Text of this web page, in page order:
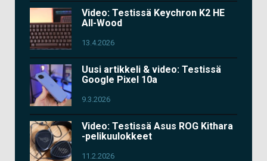
Video: Testissä Keychron K2 HE
All-Wood
13.4.2026
Uusi artikkeli & video: Testissä
Google Pixel 10a
9.3.2026
Video: Testissä Asus ROG Kithara
-pelikuulokkeet
11.2.2026